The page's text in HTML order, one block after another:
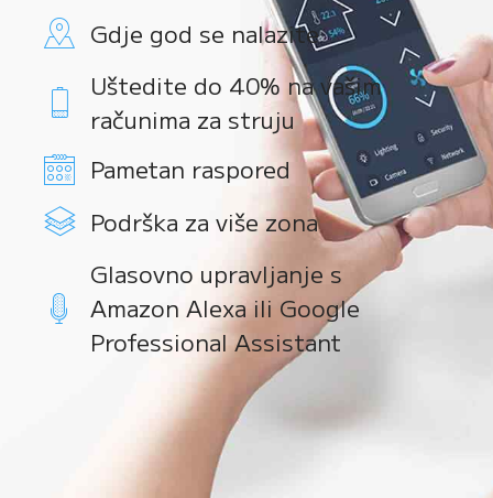
Gdje god se nalazite
Uštedite do 40% na vašim
računima za struju
Pametan raspored
Podrška za više zona
Glasovno upravljanje s
Amazon Alexa ili Google
Professional Assistant